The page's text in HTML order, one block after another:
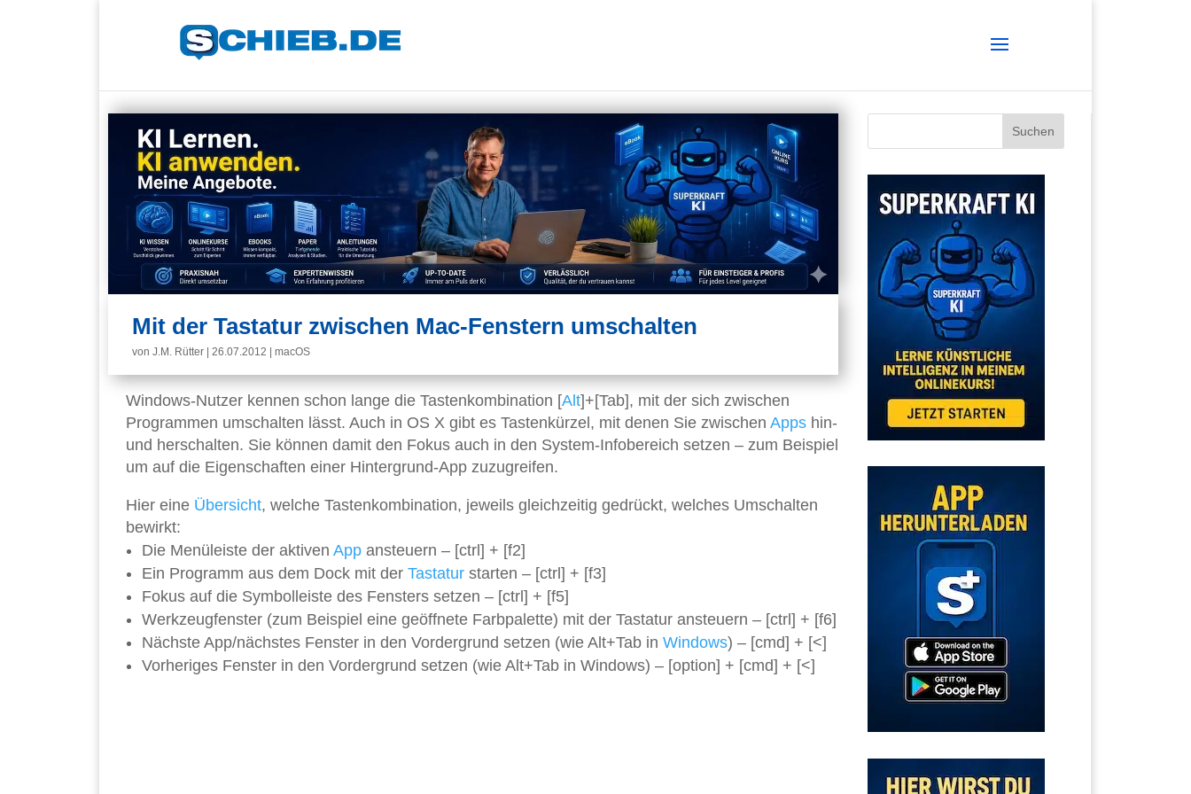
Mit der Tastatur zwischen Mac-Fenstern umschalten
von J.M. Rütter 26.07.2012 macOS
Windows-Nutzer kennen schon lange die Tastenkombination [Alt]+[Tab], mit der sich zwischen
Programmen umschalten lässt. Auch in OS X gibt es Tastenkürzel, mit denen Sie zwischen Apps hin-
und herschalten. Sie können damit den Fokus auch in den System-Infobereich setzen – zum Beispiel
um auf die Eigenschaften einer Hintergrund-App zuzugreifen.
Hier eine Übersicht, welche Tastenkombination, jeweils gleichzeitig gedrückt, welches Umschalten
bewirkt:
Die Menüleiste der aktiven App ansteuern – [ctrl] + [f2]
Ein Programm aus dem Dock mit der Tastatur starten – [ctrl] + [f3]
Fokus auf die Symbolleiste des Fensters setzen – [ctrl] + [f5]
Werkzeugfenster (zum Beispiel eine geöffnete Farbpalette) mit der Tastatur ansteuern – [ctrl] + [f6]
Nächste App/nächstes Fenster in den Vordergrund setzen (wie Alt+Tab in Windows) – [cmd] + [<]
Vorheriges Fenster in den Vordergrund setzen (wie Alt+Tab in Windows) – [option] + [cmd] + [<]